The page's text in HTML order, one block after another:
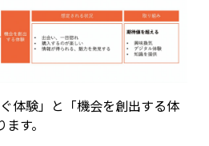
体験」と「機会を創出する体
す。